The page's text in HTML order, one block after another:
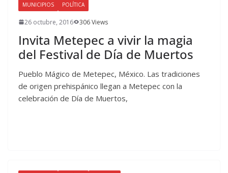
MUNICIPIOS POLÍTICA
26 octubre, 2016 306 Views
Invita Metepec a vivir la magia
del Festival de Día de Muertos
Pueblo Mágico de Metepec, México. Las tradiciones
de origen prehispánico llegan a Metepec con la
celebración de Día de Muertos,